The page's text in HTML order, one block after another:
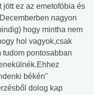
ez az emetofóbia és
nagyon
hogy mintha nem
hol vagyok,csak
pontosabban
békén"
dolog kap